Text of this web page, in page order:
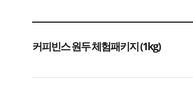
커피빈스 원두 체험패키지 (1kg)